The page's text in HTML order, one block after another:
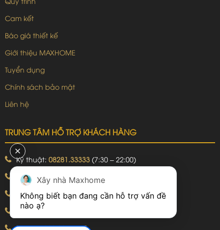
Cam kết
Báo giá thiết kế
Giới thiệu MAXHOME
Tuyển dụng
Chính sách bảo mật
Liên hệ
TRUNG TÂM HỖ TRỢ KHÁCH HÀNG
Kỹ thuật: 08281.33333 (7:30 – 22:00)
Khiếu nại:
09240.99999
Bảo hành:09240.99999(8:00 – 21:00)
Hotline: 092.774.8888
Hotline: 092.924.5555
Xây nhà Maxhome
Không biết bạn đang cần hỗ trợ vấn đề